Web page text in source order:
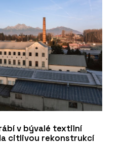
v bývalé textilní
citlivou rekonstrukcí